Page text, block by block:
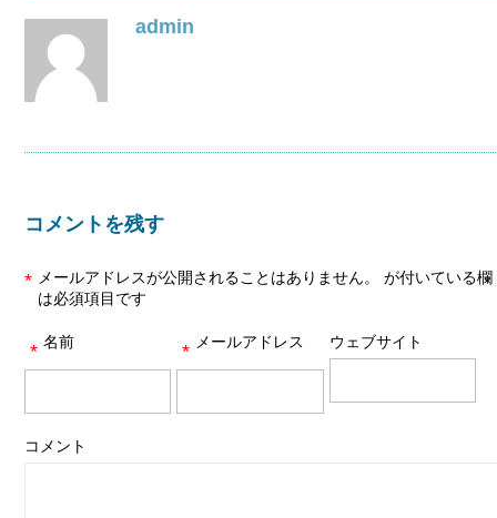
admin
コメントを残す
メールアドレスが公開されることはありません。
*
が付いている欄
は必須項目です
名前
* メールアドレス
* ウェブサイト
コメント